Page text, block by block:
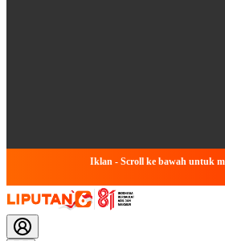
Iklan - Scroll ke bawah untuk